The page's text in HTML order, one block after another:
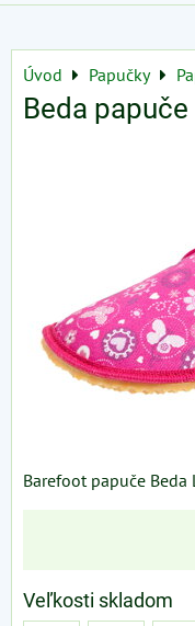
Úvod Papučky
Beda papuče
Barefoot papuče
Veľkosti skladom